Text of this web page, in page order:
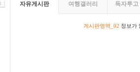
자유게시판 여행갤러리 독자투고
게시판영역_02 정보가